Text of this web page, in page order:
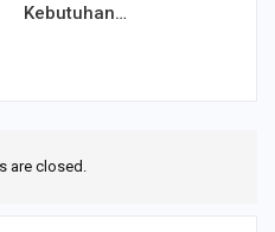
Kebutuhan…
are closed.